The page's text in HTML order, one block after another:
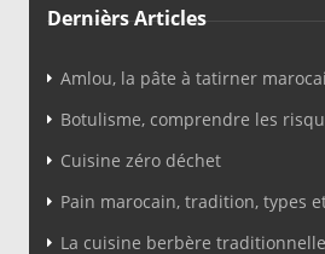
Dernièrs Articles
Amlou, la pâte à tatirner
Botulisme, comprendre les
Cuisine zéro déchet
Pain marocain, tradition, types
La cuisine berbère traditionnelle